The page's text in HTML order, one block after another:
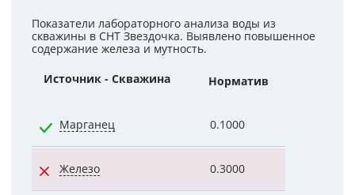
Показатели лабораторного анализа воды из
скважины в СНТ Звездочка. Выявлено повышенное
содержание железа и мутность.
Источник - Скважина Норматив
Марганец 0.1000
Железо 0.3000